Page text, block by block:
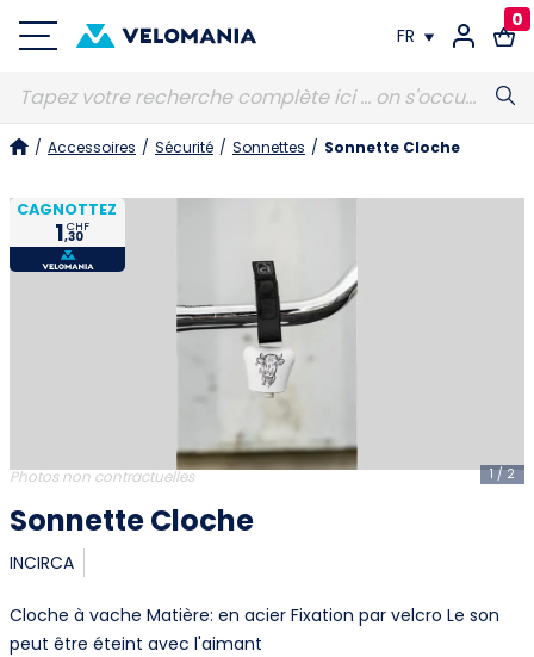
FR
FR
DE
0
/ Accessoires / Sécurité / Sonnettes / Sonnette Cloche
CAGNOTTEZ
1,30
CHF
1 / 2
Photos non contractuelles
Sonnette Cloche
INCIRCA
Cloche à vache Matière: en acier Fixation par velcro Le son
peut être éteint avec l'aimant